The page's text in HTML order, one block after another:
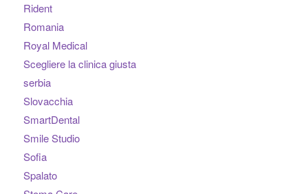
Rident
Romania
Royal Medical
Scegliere la clinica giusta
serbia
Slovacchia
SmartDental
Smile Studio
Sofia
Spalato